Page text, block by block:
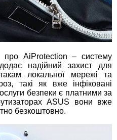
AiProtection – систему
надійний захист для
локальної мережі та
такі як вже інфіковані
безпеки є платними за
ASUS вони вже
безкоштовно.